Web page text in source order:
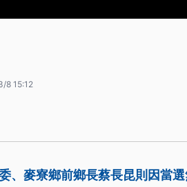
8 15:12
、麥寮鄉前鄉長蔡長昆則因當